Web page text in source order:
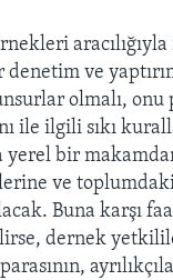
ve
olmalı, onu
ile ilgili sıkı
yerel bir
ve toplumdaki
Buna karşı
dernek